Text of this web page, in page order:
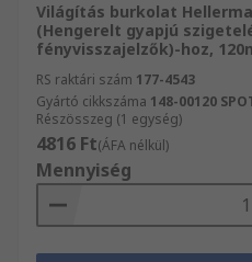
Világítás burkolat
(Hengerelt gyapjú
fényvisszajelzők)-hoz,
RS raktári szám 177-4543
Gyártó cikkszáma 148-00120
Részösszeg (1 egység)
4816 Ft(ÁFA nélkül)
Mennyiség